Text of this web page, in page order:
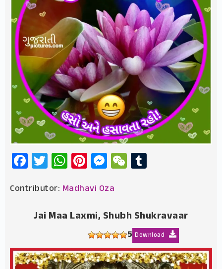
Facebook
Twitter
WhatsApp
Pinterest
Messenger
WeChat
Contributor: Madhavi Oza
Jai Maa Laxmi, Shubh Shukravaar
5 Download